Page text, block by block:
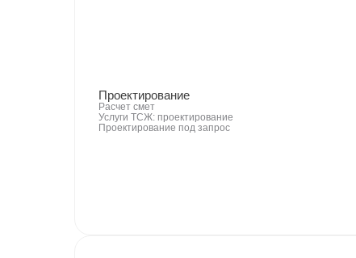
Проектирование
Расчет смет
Услуги ТСЖ: проектирование
Проектирование под запрос